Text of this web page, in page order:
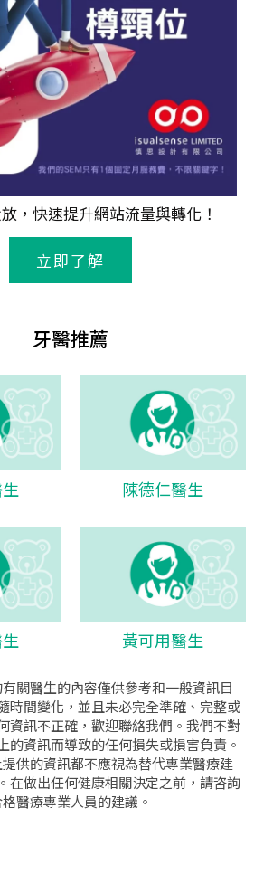
，快速提升網站流量與轉化！
立即了解
牙醫推薦
陳德仁醫生
黃可用醫生
關醫生的內容僅供參考和一般資訊目
時間變化，並且未必完全準確、完整或
資訊不正確，歡迎聯絡我們。我們不對
的資訊而導致的任何損失或損害負責。
供的資訊都不應視為替代專業醫療建
在做出任何健康相關決定之前，請咨詢
醫療專業人員的建議。